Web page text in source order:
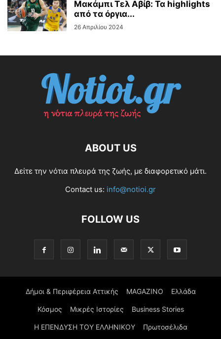
Μακάμπι Τελ Αβίβ: Τα highlights
από τα όργια...
26 Απριλίου 2024
ABOUT US
Δείτε την νότια πλευρά της ζωής, με διαφορετικό μάτι.
Contact us: info@notioi.gr
FOLLOW US
Δήμοι & Περιφέρεια Αττικής MAGAZINO Ελλάδα
Κόσμος Μικρές Ιστορίες Business Stories
Η ΕΠΕΝΔΥΣΗ ΤΟΥ ΕΛΛΗΝΙΚΟΥ Πρωτοσέλιδα